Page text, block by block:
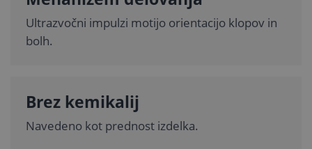
Ultrazvočni impulzi motijo orientacijo klopov in
bolh.
Brez kemikalij
Navedeno kot prednost izdelka.